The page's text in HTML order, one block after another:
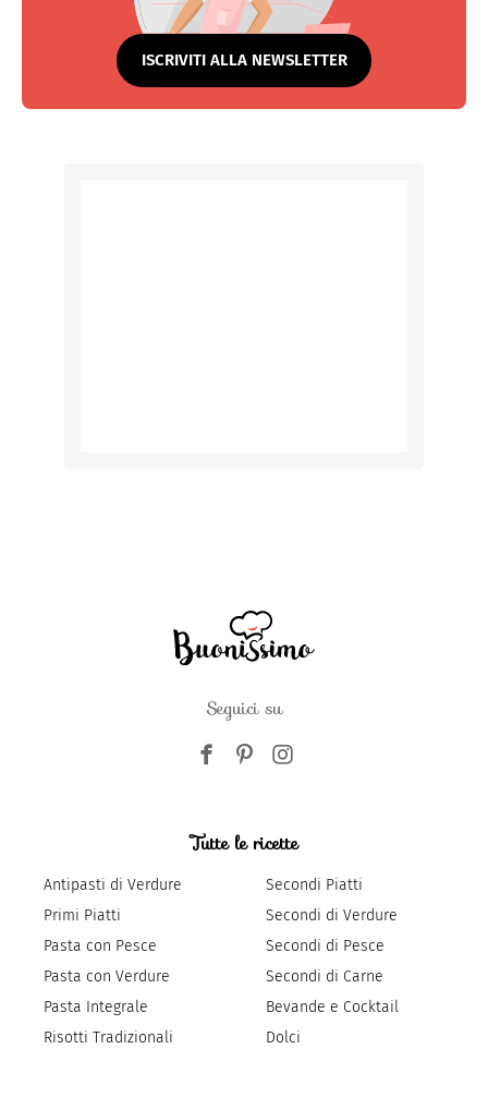
ISCRIVITI ALLA NEWSLETTER
Seguici su
Tutte le ricette
Antipasti di Verdure
Primi Piatti
Pasta con Pesce
Pasta con Verdure
Pasta Integrale
Risotti Tradizionali
Secondi Piatti
Secondi di Verdure
Secondi di Pesce
Secondi di Carne
Bevande e Cocktail
Dolci